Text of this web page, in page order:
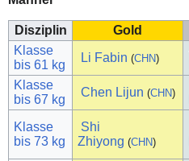
Disziplin Gold
Klasse
bis 61 kg
Li Fabin (CHN)
Klasse
bis 67 kg
Chen Lijun (CHN)
Klasse
bis 73 kg
Shi
Zhiyong (CHN)